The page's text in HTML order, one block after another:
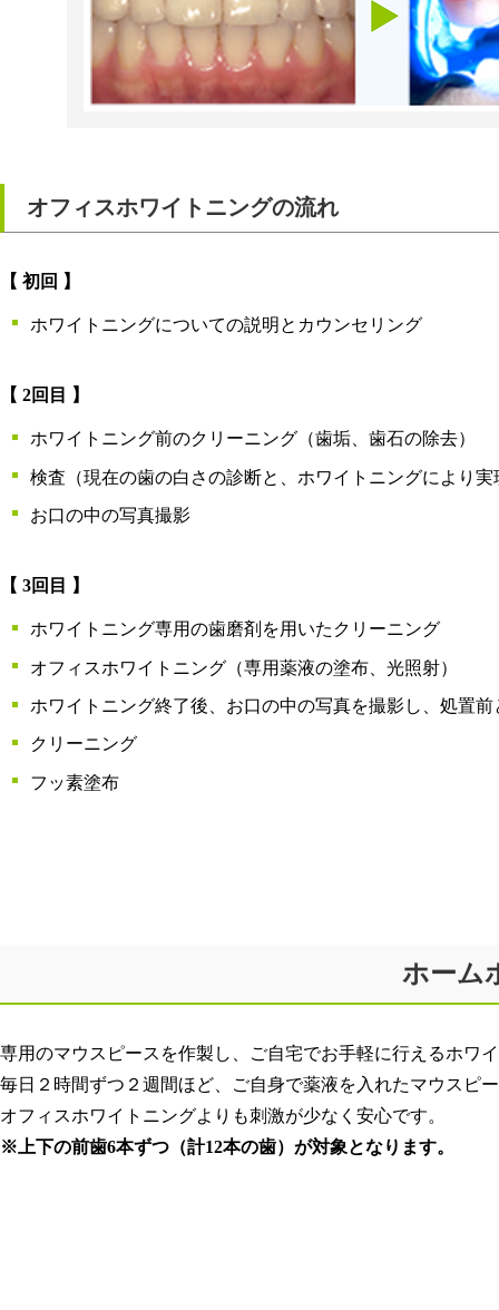
オフィスホワイトニングの流れ
【 初回 】
ホワイトニングについての説明とカウンセリング
【 2回目 】
ホワイトニング前のクリーニング（歯垢、歯石の除去）
検査（現在の歯の白さの診断と、ホワイトニングにより
お口の中の写真撮影
【 3回目 】
ホワイトニング専用の歯磨剤を用いたクリーニング
オフィスホワイトニング（専用薬液の塗布、光照射）
ホワイトニング終了後、お口の中の写真を撮影し、処置前
クリーニング
フッ素塗布
ホーム
専用のマウスピースを作製し、ご自宅でお手軽に行えるホワ
毎日２時間ずつ２週間ほど、ご自身で薬液を入れたマウスピ
オフィスホワイトニングよりも刺激が少なく安心です。
※上下の前歯6本ずつ（計12本の歯）が対象となります。